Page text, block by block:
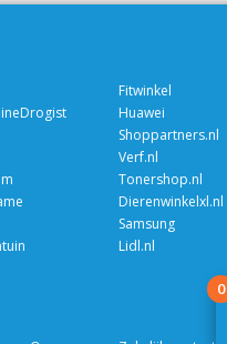
Fitwinkel
Huawei
Shoppartners.nl
Verf.nl
Tonershop.nl
Dierenwinkelxl.nl
Samsung
Lidl.nl
0